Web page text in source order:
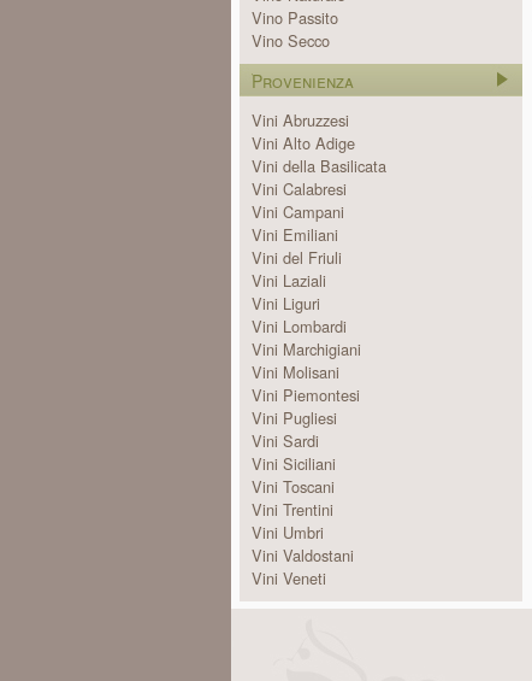
Vino Passito
Vino Secco
Provenienza
Vini Abruzzesi
Vini Alto Adige
Vini della Basilicata
Vini Calabresi
Vini Campani
Vini Emiliani
Vini del Friuli
Vini Laziali
Vini Liguri
Vini Lombardi
Vini Marchigiani
Vini Molisani
Vini Piemontesi
Vini Pugliesi
Vini Sardi
Vini Siciliani
Vini Toscani
Vini Trentini
Vini Umbri
Vini Valdostani
Vini Veneti